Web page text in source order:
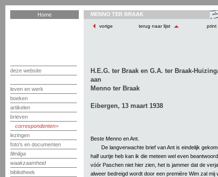
Home
deze website
leven en werk
boeken
artikelen
brieven
correspondenten
lezingen
foto's en documenten
filmliga
waakzaamheid
bibliotheek
MENNO TER BRAAK
vorige terug naar lijst print
H.E.G. ter Braak en G.A. ter Braak-
aan
Menno ter Braak
Eibergen, 13 maart 1938
Beste Menno en Ant.
De langverwachte brief van Ant is eindelijk
half uurtje heb kan ik die meteen wel even
vóór Paschen niet hier zien, het is jammer dat de
alweer bedreigd wordt door een première Wim zal mij